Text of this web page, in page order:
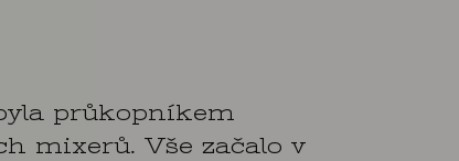
průkopníkem
mixerů. Vše začalo v